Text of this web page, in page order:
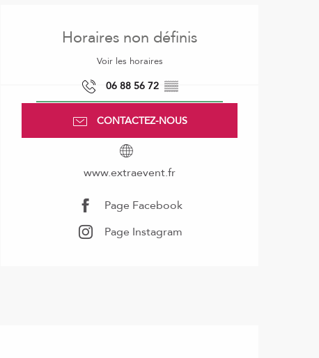
Horaires non définis
Voir les horaires
06 88 56 72 ▒▒
CONTACTEZ-NOUS
www.extraevent.fr
Page Facebook
Page Instagram